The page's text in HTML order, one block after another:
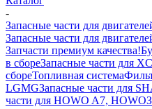
-
Запасные части для
Запасные части для
Запчасти премиум качества!
в сбореЗапасные части для
сбореТопливная система
LGMGЗапасные части для
части для HOWO A7, HOWO